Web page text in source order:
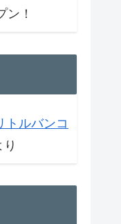
ン！
トルバンコ
り